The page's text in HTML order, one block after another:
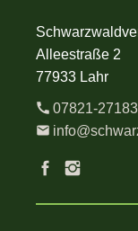
Alleestraße 2
77933 Lahr
07821-